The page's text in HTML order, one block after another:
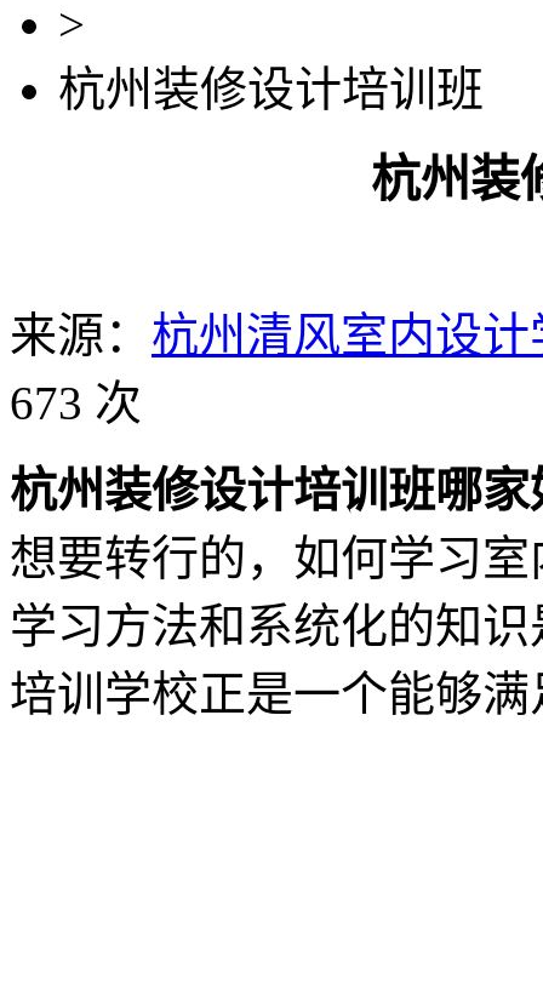
>
杭州装修设计培训班
杭州装
来源： 杭州清风室内设计
673 次
杭州装修设计培训班哪家
想要转行的，如何学习
学习方法和系统化的知
培训学校正是一个能够